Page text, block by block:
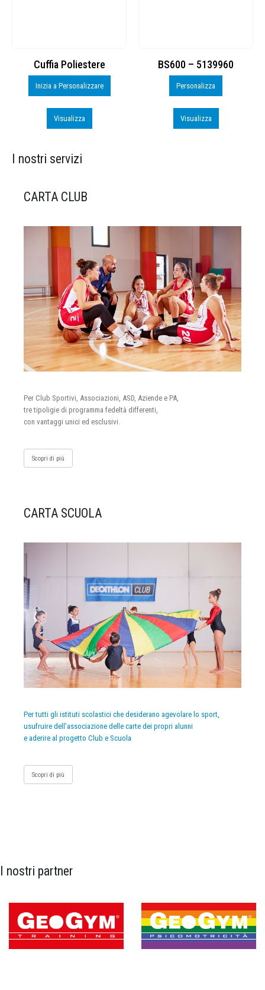
Cuffia Poliestere
Inizia a Personalizzare
Visualizza
BS600 – 5139960
Personalizza
Visualizza
I nostri servizi
CARTA CLUB
Per Club Sportivi, Associazioni, ASD, Aziende e PA,
tre tipoligie di programma fedeltà differenti,
con vantaggi unici ed esclusivi.
Scopri di più
CARTA SCUOLA
Per tutti gli istituti scolastici che desiderano agevolare lo sport,
usufruire dell’associazione delle carte dei propri alunni
e aderire al progetto Club e Scuola
Scopri di più
I nostri partner